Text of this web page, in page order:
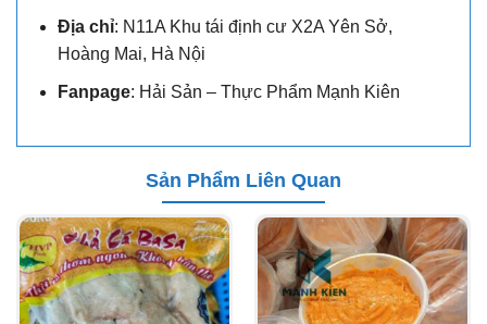
Địa chỉ: N11A Khu tái định cư X2A Yên Sở,
Hoàng Mai, Hà Nội
Fanpage: Hải Sản – Thực Phẩm Mạnh Kiên
Sản Phẩm Liên Quan